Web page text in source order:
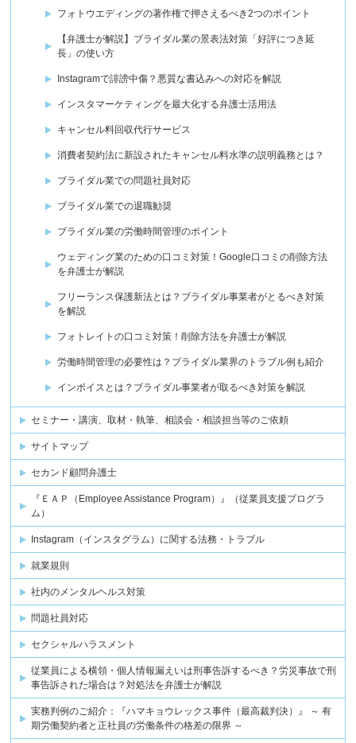
フォトウエディングの著作権で押さえるべき2つのポイント
【弁護士が解説】ブライダル業の景表法対策「好評につき延
長」の使い方
Instagramで誹謗中傷？悪質な書込みへの対応を解説
インスタマーケティングを最大化する弁護士活用法
キャンセル料回収代行サービス
消費者契約法に新設されたキャンセル料水準の説明義務とは？
ブライダル業での問題社員対応
ブライダル業での退職勧奨
ブライダル業の労働時間管理のポイント
ウェディング業のための口コミ対策！Google口コミの削除方法
を弁護士が解説
フリーランス保護新法とは？ブライダル事業者がとるべき対策
を解説
フォトレイトの口コミ対策！削除方法を弁護士が解説
労働時間管理の必要性は？ブライダル業界のトラブル例も紹介
インボイスとは？ブライダル事業者が取るべき対策を解説
セミナー・講演、取材・執筆、相談会・相談担当等のご依頼
サイトマップ
セカンド顧問弁護士
『ＥＡＰ（Employee Assistance Program）』（従業員支援プログラ
ム）
Instagram（インスタグラム）に関する法務・トラブル
就業規則
社内のメンタルヘルス対策
問題社員対応
セクシャルハラスメント
従業員による横領・個人情報漏えいは刑事告訴するべき？労災事故で刑
事告訴された場合は？対処法を弁護士が解説
実務判例のご紹介：『ハマキョウレックス事件（最高裁判決）』 ～ 有
期労働契約者と正社員の労働条件の格差の限界 ～